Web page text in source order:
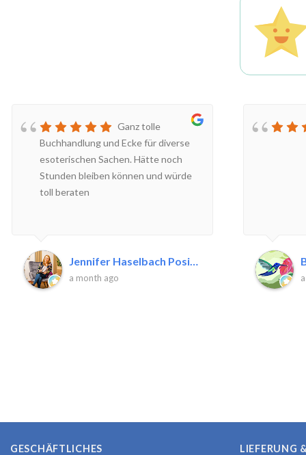
Ganz tolle
Buchhandlung und Ecke für diverse
esoterischen Sachen. Hätte noch
Stunden bleiben können und würde
toll beraten
a month ago
GESCHÄFTLICHES LIEFERUNG